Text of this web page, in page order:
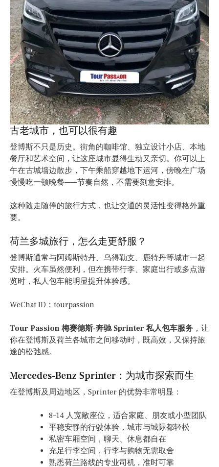
古老城市，也可以很有趣
登博斯不只是历史。街角的咖啡馆、独立设计小店、本地
餐厅和艺术空间，让这座城市显得生动又亲切。你可以上
午在古城墙边散步，下午乘船穿越地下运河，傍晚在广场
慢慢吃一顿晚餐——节奏自然，不需要刻意安排。
这种随走随停的旅行方式，也让交通的灵活性变得格外重
要。
荷兰多城旅行，怎么走更舒服？
登博斯通常与阿姆斯特丹、乌得勒支、鹿特丹等城市一起
安排。火车虽然便利，但在携带行李、家庭出行或多点游
览时，私人包车能明显提升体验感。
WeChat ID：tourpassion
Tour Passion 梅赛德斯-奔驰 Sprinter 私人包车服务 ，让
你在登博斯及荷兰各城市之间移动时，既高效，又保持旅
途的松弛感。
Mercedes-Benz Sprinter：为城市探索而生
在登博斯及周边地区，Sprinter 的优势非常明显：
8–14 人宽敞座位，适合家庭、朋友或小型团队
平稳安静的行驶体验，城市与城际都轻松
私密车厢空间，聊天、休息都自在
充足行李空间，行李与购物无需取舍
熟悉荷兰路线的专业司机，准时可靠